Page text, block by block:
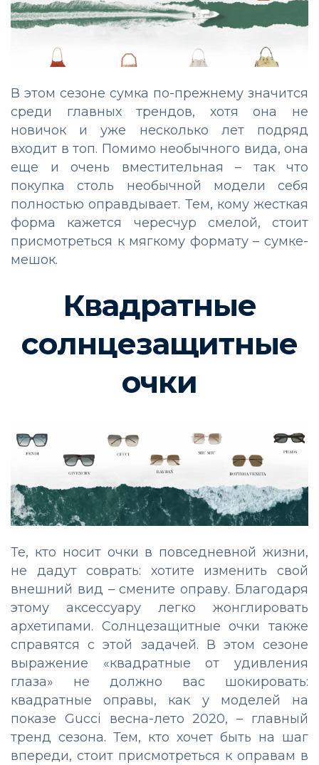
В этом сезоне сумка по-прежнему значится
среди главных трендов, хотя она не
новичок и уже несколько лет подряд
входит в топ. Помимо необычного вида, она
еще и очень вместительная – так что
покупка столь необычной модели себя
полностью оправдывает. Тем, кому жесткая
форма кажется чересчур смелой, стоит
присмотреться к мягкому формату – сумке-
мешок.
Квадратные
солнцезащитные
очки
Те, кто носит очки в повседневной жизни,
не дадут соврать: хотите изменить свой
внешний вид – смените оправу. Благодаря
этому аксессуару легко жонглировать
архетипами. Солнцезащитные очки также
справятся с этой задачей. В этом сезоне
выражение «квадратные от удивления
глаза» не должно вас шокировать:
квадратные оправы, как у моделей на
показе Gucci весна-лето 2020, – главный
тренд сезона. Тем, кто хочет быть на шаг
впереди, стоит присмотреться к оправам в